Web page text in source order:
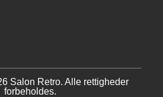
Salon Retro. Alle rettigheder
forbeholdes.